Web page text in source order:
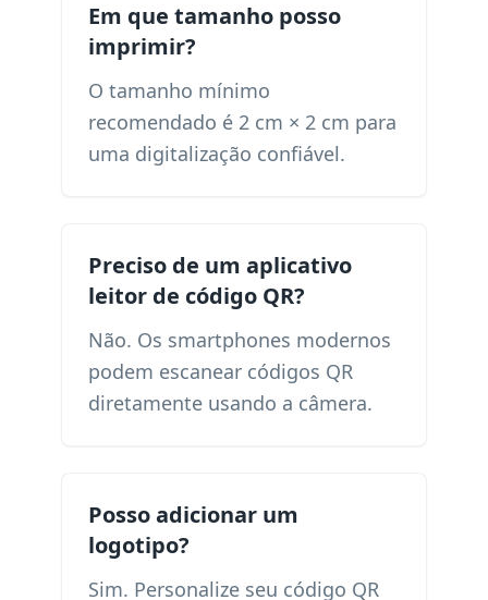
Em que tamanho posso
imprimir?
O tamanho mínimo
recomendado é 2 cm × 2 cm para
uma digitalização confiável.
Preciso de um aplicativo
leitor de código QR?
Não. Os smartphones modernos
podem escanear códigos QR
diretamente usando a câmera.
Posso adicionar um
logotipo?
Sim. Personalize seu código QR